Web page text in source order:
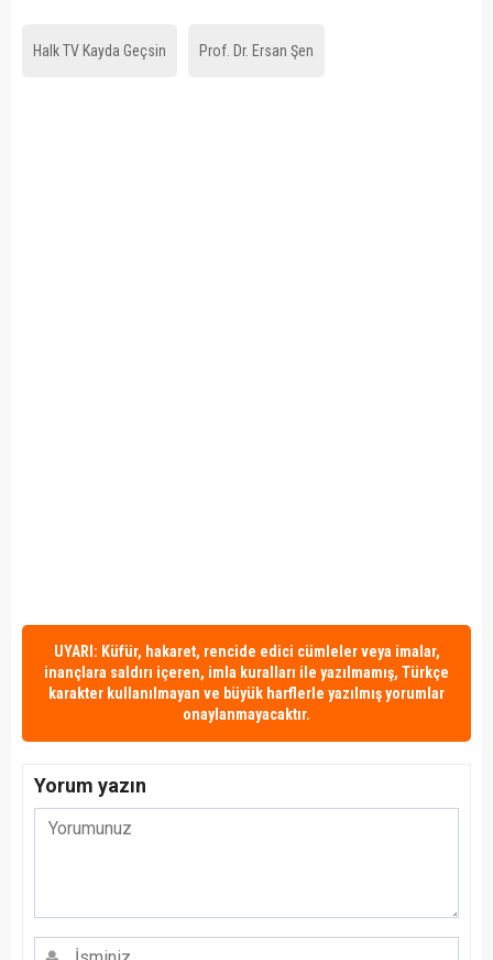
Halk TV Kayda Geçsin Prof. Dr. Ersan Şen
UYARI: Küfür, hakaret, rencide edici cümleler veya imalar,
inançlara saldırı içeren, imla kuralları ile yazılmamış, Türkçe
karakter kullanılmayan ve büyük harflerle yazılmış yorumlar
onaylanmayacaktır.
Yorum yazın